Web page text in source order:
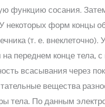
функцию сосания.
некоторых форм концы
(т. е. внеклеточно).
переднем конце
всасывания через
вещества
тела. По данным